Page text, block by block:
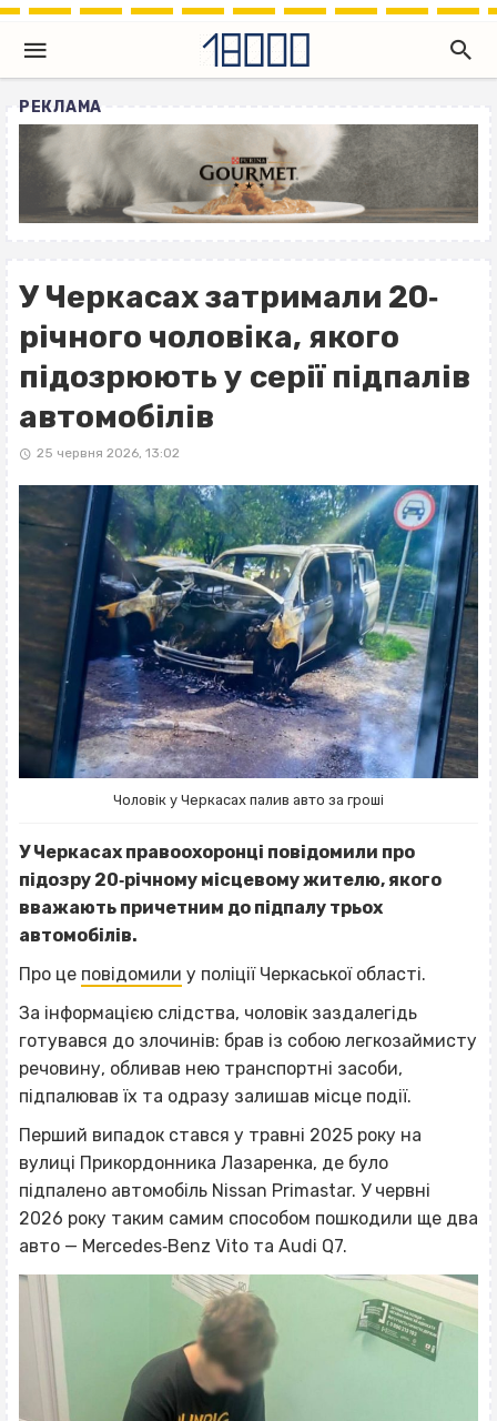
РЕКЛАМА
У Черкасах затримали 20‐
річного чоловіка, якого
підозрюють у серії підпалів
автомобілів
25 червня 2026, 13:02
Чоловік у Черкасах палив авто за гроші
У Черкасах правоохоронці повідомили про
підозру 20‐річному місцевому жителю, якого
вважають причетним до підпалу трьох
автомобілів.
Про це повідомили у поліції Черкаської області.
За інформацією слідства, чоловік заздалегідь
готувався до злочинів: брав із собою легкозаймисту
речовину, обливав нею транспортні засоби,
підпалював їх та одразу залишав місце події.
Перший випадок стався у травні 2025 року на
вулиці Прикордонника Лазаренка, де було
підпалено автомобіль Nissan Primastar. У червні
2026 року таким самим способом пошкодили ще два
авто — Mercedes‐Benz Vito та Audi Q7.